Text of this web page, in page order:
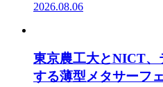
2026.08.06
東京農工大とNICT、
する薄型メタサーフ